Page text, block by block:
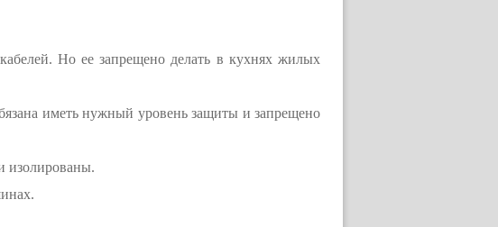
Но ее запрещено делать в кухнях жилых
иметь нужный уровень защиты и запрещено
изолированы.